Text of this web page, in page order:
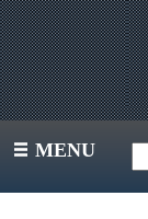
III MENU